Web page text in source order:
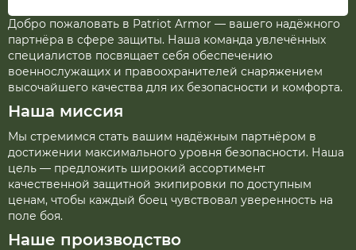
Добро пожаловать в Patriot Armor — вашего надёжного
партнёра в сфере защиты. Наша команда увлечённых
специалистов посвящает себя обеспечению
военнослужащих и правоохранителей снаряжением
высочайшего качества для их безопасности и комфорта.
Наша миссия
Мы стремимся стать вашим надёжным партнёром в
достижении максимального уровня безопасности. Наша
цель — предложить широкий ассортимент
качественной защитной экипировки по доступным
ценам, чтобы каждый боец чувствовал уверенность на
поле боя.
Наше производство